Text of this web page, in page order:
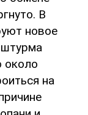
В
новое
штурма
около
на